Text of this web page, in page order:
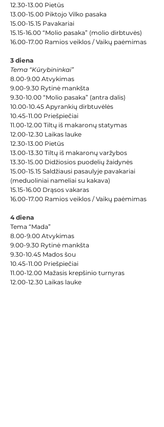
12.30-13.00 Pietūs
13.00-15.00 Piktojo Vilko pasaka
15.00-15.15 Pavakariai
15.15-16.00 “Molio pasaka” (molio dirbtuvės)
16.00-17.00 Ramios veiklos / Vaikų paėmimas
3 diena
Tema “Kūrybininkai”
8.00-9.00 Atvykimas
9.00-9.30 Rytinė mankšta
9.30-10.00 “Molio pasaka” (antra dalis)
10.00-10.45 Apyrankių dirbtuvėlės
10.45-11.00 Priešpiečiai
11.00-12.00 Tiltų iš makaronų statymas
12.00-12.30 Laikas lauke
12.30-13.00 Pietūs
13.00-13.30 Tiltų iš makaronų varžybos
13.30-15.00 Didžiosios puodelių žaidynės
15.00-15.15 Saldžiausi pasaulyje pavakariai
(meduoliniai nameliai su kakava)
15.15-16.00 Drąsos vakaras
16.00-17.00 Ramios veiklos / Vaikų paėmimas
4 diena
Tema “Mada”
8.00-9.00 Atvykimas
9.00-9.30 Rytinė mankšta
9.30-10.45 Mados šou
10.45-11.00 Priešpiečiai
11.00-12.00 Mažasis krepšinio turnyras
12.00-12.30 Laikas lauke